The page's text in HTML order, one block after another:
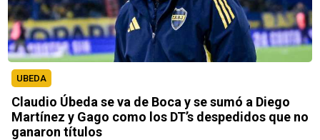
UBEDA
Claudio Úbeda se va de Boca y se sumó a Diego
Martínez y Gago como los DT’s despedidos que no
ganaron títulos